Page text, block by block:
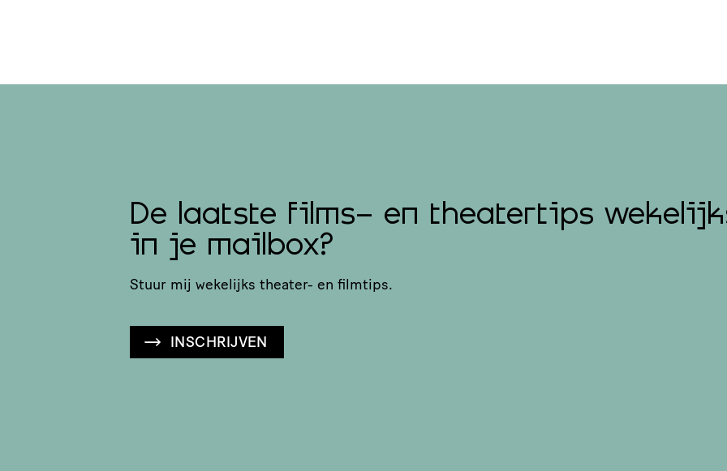
De laatste films- en theatertips
in je mailbox?
Stuur mij wekelijks theater- en filmtips.
INSCHRIJVEN